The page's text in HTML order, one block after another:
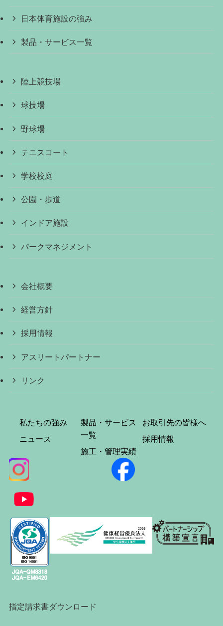
日本体育施設の強み
製品・サービス一覧
陸上競技場
球技場
野球場
テニスコート
学校校庭
公園・歩道
インドア施設
パークマネジメント
会社概要
経営方針
採用情報
アスリートパートナー
リンク
私たちの強み
ニュース
製品・サービス
一覧
施工・管理実績
お取引先の皆様へ
採用情報
指定請求書ダウンロード